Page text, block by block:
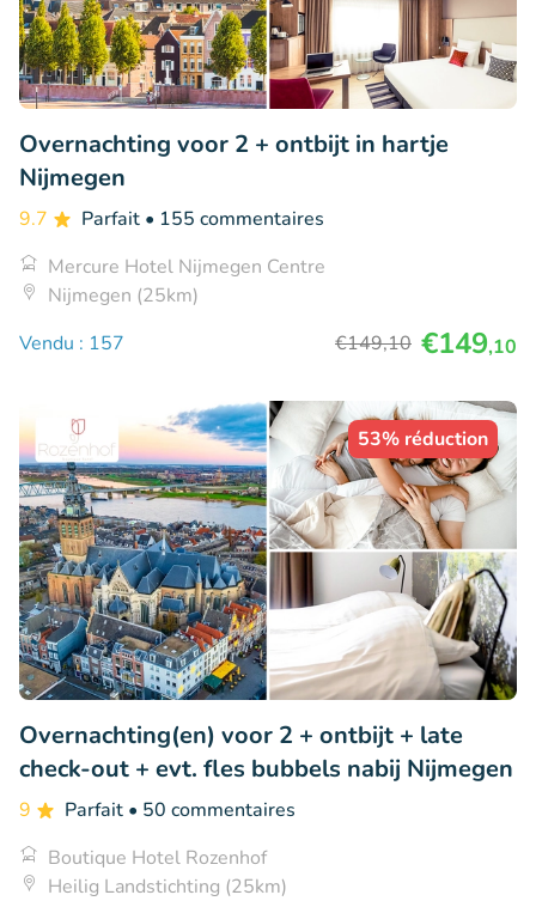
Overnachting voor 2 + ontbijt in hartje
Nijmegen
9.7 Parfait • 155 commentaires
Mercure Hotel Nijmegen Centre
Nijmegen (25km)
Vendu : 157
€149,10 €149,10
53% réduction
Overnachting(en) voor 2 + ontbijt + late
check-out + evt. fles bubbels nabij Nijmegen
9 Parfait • 50 commentaires
Boutique Hotel Rozenhof
Heilig Landstichting (25km)